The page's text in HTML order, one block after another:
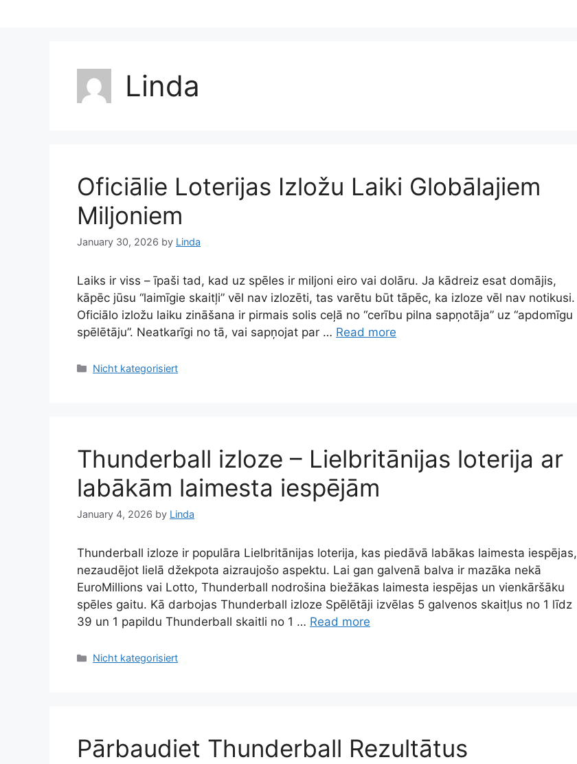
Linda
Oficiālie Loterijas Izložu Laiki Globālajiem
Miljoniem
January 30, 2026 by Linda
Laiks ir viss – īpaši tad, kad uz spēles ir miljoni eiro vai dolāru. Ja kādreiz esat domājis,
kāpēc jūsu “laimīgie skaitļi” vēl nav izlozēti, tas varētu būt tāpēc, ka izloze vēl nav notikusi.
Oficiālo izložu laiku zināšana ir pirmais solis ceļā no “cerību pilna sapņotāja” uz “apdomīgu
spēlētāju”. Neatkarīgi no tā, vai sapņojat par … Read more
Categories
Nicht kategorisiert
Thunderball izloze – Lielbritānijas loterija ar
labākām laimesta iespējām
January 4, 2026 by Linda
Thunderball izloze ir populāra Lielbritānijas loterija, kas piedāvā labākas laimesta iespējas,
nezaudējot lielā džekpota aizraujošo aspektu. Lai gan galvenā balva ir mazāka nekā
EuroMillions vai Lotto, Thunderball nodrošina biežākas laimesta iespējas un vienkāršāku
spēles gaitu. Kā darbojas Thunderball izloze Spēlētāji izvēlas 5 galvenos skaitļus no 1 līdz
39 un 1 papildu Thunderball skaitli no 1 … Read more
Categories
Nicht kategorisiert
Pārbaudiet Thunderball Rezultātus